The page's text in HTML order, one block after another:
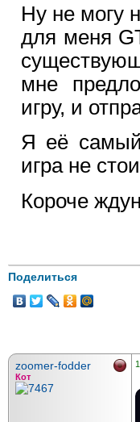
Ну не могу
для меня
мне
игру, и
Я её
игра не
Короче
Поделиться
zoomer-fodder
Кот